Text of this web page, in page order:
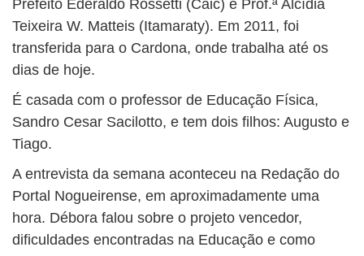
Prefeito Ederaldo Rossetti (Caic) e Prof.ª Alcídia
Teixeira W. Matteis (Itamaraty). Em 2011, foi
transferida para o Cardona, onde trabalha até os
dias de hoje.
É casada com o professor de Educação Física,
Sandro Cesar Sacilotto, e tem dois filhos: Augusto e
Tiago.
A entrevista da semana aconteceu na Redação do
Portal Nogueirense, em aproximadamente uma
hora. Débora falou sobre o projeto vencedor,
dificuldades encontradas na Educação e como